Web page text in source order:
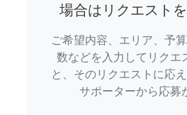
場合はリクエスト
ご希望内容、エリア、予
数などを入力してリクエ
と、そのリクエストに応
サポーターから応募